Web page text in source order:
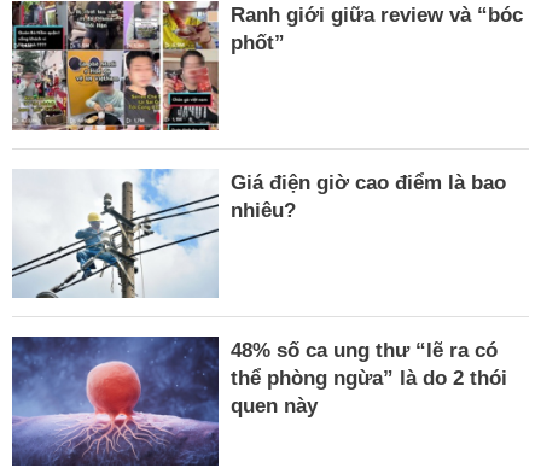
Ranh giới giữa review và “bóc
phốt”
Giá điện giờ cao điểm là bao
nhiêu?
48% số ca ung thư “lẽ ra có
thể phòng ngừa” là do 2 thói
quen này